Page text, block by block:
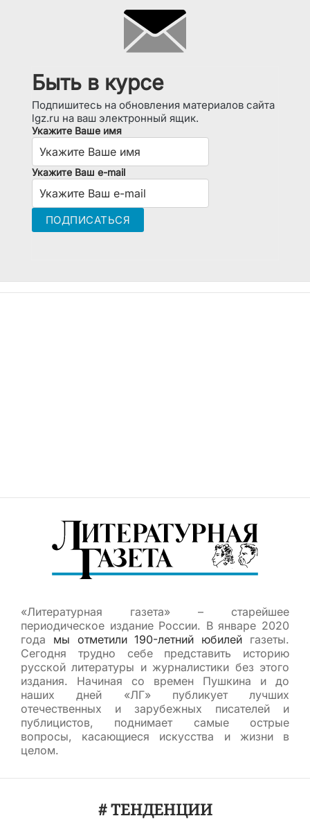
Быть в курсе
Подпишитесь на обновления материалов сайта
lgz.ru на ваш электронный ящик.
Укажите Ваше имя
Укажите Ваш e-mail
«Литературная газета» – старейшее
периодическое издание России. В январе 2020
года мы отметили 190-летний юбилей газеты.
Сегодня трудно себе представить историю
русской литературы и журналистики без этого
издания. Начиная со времен Пушкина и до
наших дней «ЛГ» публикует лучших
отечественных и зарубежных писателей и
публицистов, поднимает самые острые
вопросы, касающиеся искусства и жизни в
целом.
# ТЕНДЕНЦИИ